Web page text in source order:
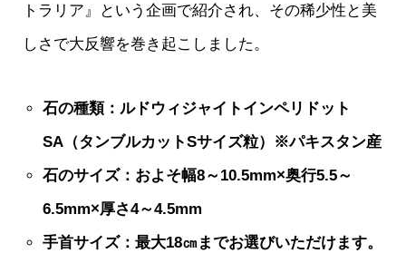
トラリア』という企画で紹介され、その稀少性と美
しさで大反響を巻き起こしました。
石の種類：ルドウィジャイトインペリドット
SA（タンブルカットSサイズ粒）※パキスタン産
石のサイズ：およそ幅8～10.5mm×奥行5.5～
6.5mm×厚さ4～4.5mm
手首サイズ：最大18㎝までお選びいただけます。